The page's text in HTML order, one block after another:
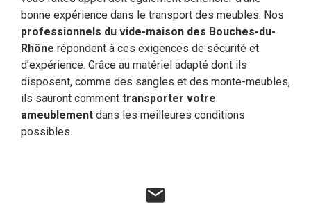
bonne expérience dans le transport des meubles. Nos
professionnels du vide-maison des Bouches-du-
Rhône répondent à ces exigences de sécurité et
d’expérience. Grâce au matériel adapté dont ils
disposent, comme des sangles et des monte-meubles,
ils sauront comment transporter votre
ameublementdans les meilleures conditions
possibles.
mail